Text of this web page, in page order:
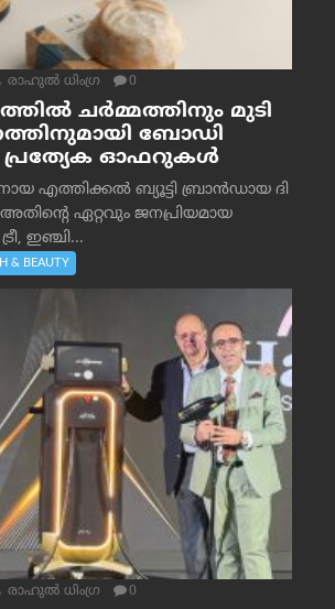
രാഹുല്‍ ധിംഗ്ര 0
ചർമ്മത്തിനും മുടി
ബോഡി
പ്രത്യേക ഓഫറുകൾ
എത്തിക്കൽ ബ്യൂട്ടി ബ്രാൻഡായ ദി
ഏറ്റവും ജനപ്രിയമായ
ഇഞ്ചി...
& BEAUTY
രാഹുല്‍ ധിംഗ്ര 0